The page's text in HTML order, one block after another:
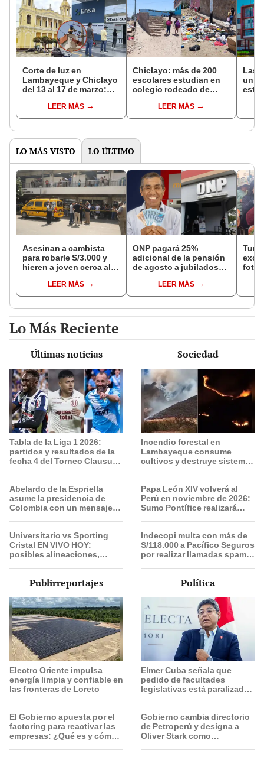
Corte de luz en
Lambayeque y Chiclayo
del 13 al 17 de marzo:
serán afectadas?
LEER MÁS
Chiclayo: más de 200
escolares estudian en
colegio rodeado de
escolarLEER MÁS
Las
LO MÁS VISTO LO ÚLTIMO
Asesinan a cambista
para robarle S/3.000 y
hieren a joven cerca al
CercadoLEER MÁS
ONP pagará 25%
adicional de la pensión
de agosto a jubilados
requisito: ¿cómo saber
si soy beneficiario?
LEER MÁS
Lo Más Reciente
Últimas noticias
Tabla de la Liga 1 2026:
partidos y resultados de la
fecha 4 del Torneo Clausura
Abelardo de la Espriella
asume la presidencia de
Colombia con un mensaje
Universitario vs Sporting
Cristal EN VIVO HOY:
posibles alineaciones,
Torneo Clausura 2026
Sociedad
Incendio forestal en
Lambayeque consume
cultivos y destruye sistema
urgente
Papa León XIV volverá al
Perú en noviembre de 2026:
Sumo Pontífice realizará
Indecopi multa con más de
S/118.000 a Pacífico Seguros
por realizar llamadas spam a
Publirreportajes
Electro Oriente impulsa
energía limpia y confiable en
las fronteras de Loreto
El Gobierno apuesta por el
factoring para reactivar las
empresas: ¿Qué es y cómo
Política
Elmer Cuba señala que
pedido de facultades
legislativas está paralizado
Gobierno cambia directorio
de Petroperú y designa a
Oliver Stark como